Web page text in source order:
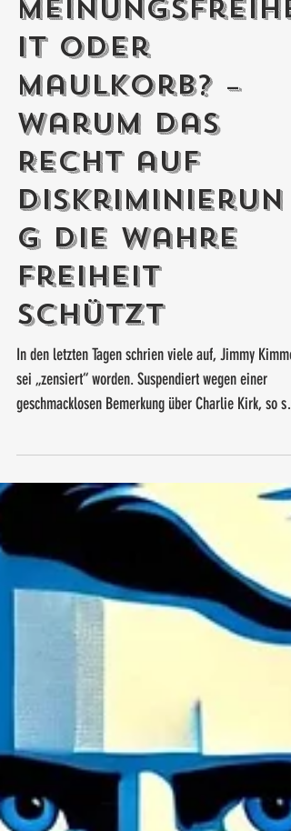
Meinungsfreihe
it oder
Maulkorb? –
Warum das
Recht auf
Diskriminierun
g die wahre
Freiheit
schützt
In den letzten Tagen schrien viele auf, Jimmy Kimmel
sei „zensiert“ worden. Suspendiert wegen einer
zwanzig Jahren am lautesten an der Meinungsfreiheit
gesägt haben, plötzlich nach diesem Recht. Ich sage:
Gut so! Endlich wird über die Meinungsfreiheit
diskutiert.